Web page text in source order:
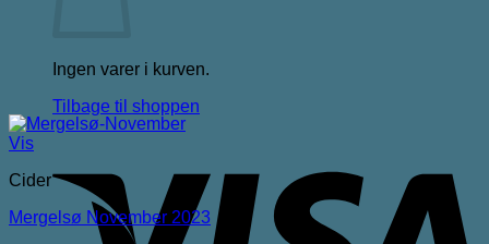
Ingen varer i kurven.
Tilbage til shoppen
Vis
Cider
Mergelsø November 2023